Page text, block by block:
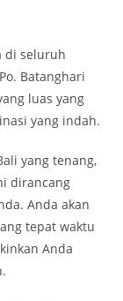
di seluruh
Batanghari
luas yang
yang indah.
yang tenang,
dirancang
Anda akan
tepat waktu
Anda